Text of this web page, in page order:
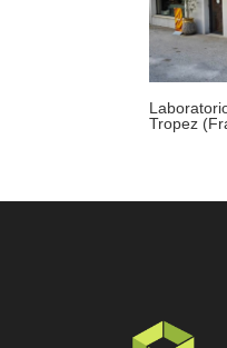
Tropez